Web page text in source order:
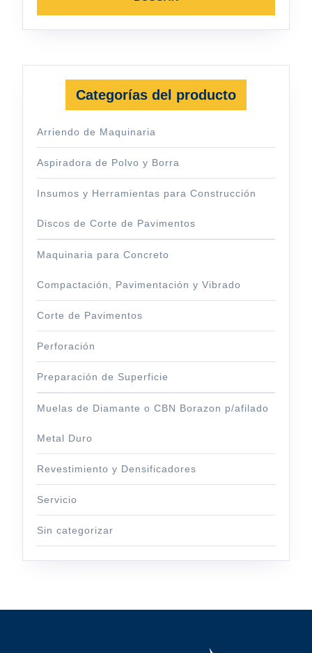
Categorías del producto
Arriendo de Maquinaria
Aspiradora de Polvo y Borra
Insumos y Herramientas para Construcción
Discos de Corte de Pavimentos
Maquinaria para Concreto
Compactación, Pavimentación y Vibrado
Corte de Pavimentos
Perforación
Preparación de Superficie
Muelas de Diamante o CBN Borazon p/afilado
Metal Duro
Revestimiento y Densificadores
Servicio
Sin categorizar